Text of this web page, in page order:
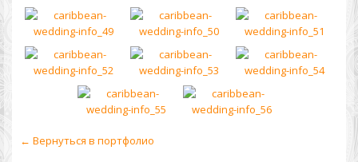
← Вернуться в портфолио